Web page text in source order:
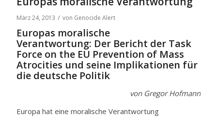
März 24, 2013 / von Genocide Alert
Europas moralische
Verantwortung: Der Bericht der Task
Force on the EU Prevention of Mass
Atrocities und seine Implikationen für
die deutsche Politik
von Gregor Hofmann
Europa hat eine moralische Verantwortung